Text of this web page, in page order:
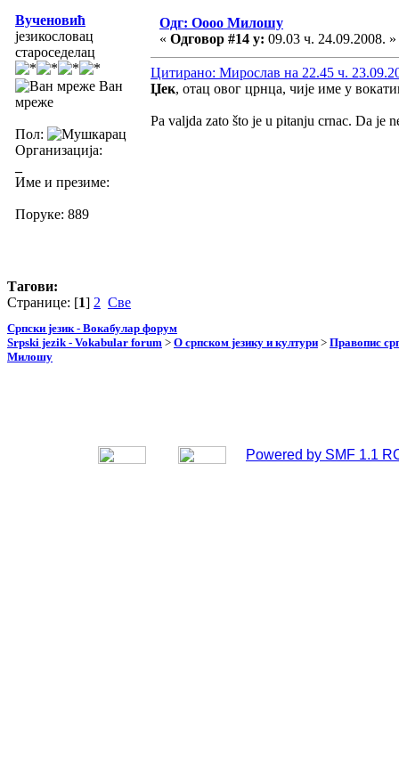
Вученовић
језикословац
староседелац
Ван
мреже
Пол:
Организација:
Име и презиме:
Поруке: 889
Одг: Оооо Милошу
« Одговор #14 у: 09.03 ч. 24.09.2008. »
Цитирано: Мирослав на 22.45 ч.
Џек, отац овог црнца, чије име у
Pa valjda zato što je u pitanju crnac. Da je
Тагови:
Странице: [1] 2 Све
Српски језик - Вокабулар форум
Srpski jezik - Vokabular forum > О српском језику и култури > Правопис
Милошу
Powered by SMF 1.1